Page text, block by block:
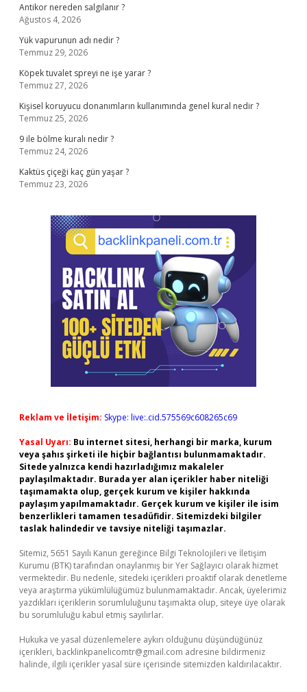
Antikor nereden salgılanır ?
Ağustos 4, 2026
Yük vapurunun adı nedir ?
Temmuz 29, 2026
Köpek tuvalet spreyi ne işe yarar ?
Temmuz 27, 2026
Kişisel koruyucu donanımların kullanımında genel kural nedir ?
Temmuz 25, 2026
9 ile bölme kuralı nedir ?
Temmuz 24, 2026
Kaktüs çiçeği kaç gün yaşar ?
Temmuz 23, 2026
Reklam ve İletişim: Skype: live:.cid.575569c608265c69
Yasal Uyarı: Bu internet sitesi, herhangi bir marka, kurum
veya şahıs şirketi ile hiçbir bağlantısı bulunmamaktadır.
Sitede yalnızca kendi hazırladığımız makaleler
paylaşılmaktadır. Burada yer alan içerikler haber niteliği
taşımamakta olup, gerçek kurum ve kişiler hakkında
paylaşım yapılmamaktadır. Gerçek kurum ve kişiler ile isim
benzerlikleri tamamen tesadüfidir. Sitemizdeki bilgiler
taslak halindedir ve tavsiye niteliği taşımazlar.
Sitemiz, 5651 Sayılı Kanun gereğince Bilgi Teknolojileri ve İletişim
Kurumu (BTK) tarafından onaylanmış bir Yer Sağlayıcı olarak hizmet
vermektedir. Bu nedenle, sitedeki içerikleri proaktif olarak denetleme
veya araştırma yükümlülüğümüz bulunmamaktadır. Ancak, üyelerimiz
yazdıkları içeriklerin sorumluluğunu taşımakta olup, siteye üye olarak
bu sorumluluğu kabul etmiş sayılırlar.
Hukuka ve yasal düzenlemelere aykırı olduğunu düşündüğünüz
içerikleri, backlinkpanelicomtr@gmail.com adresine bildirmeniz
halinde, ilgili içerikler yasal süre içerisinde sitemizden kaldırılacaktır.